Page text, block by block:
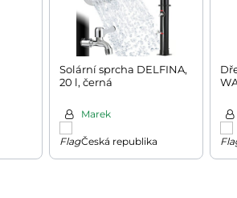
Solární sprcha DELFINA,
20 l, černá
Marek
Česká republika